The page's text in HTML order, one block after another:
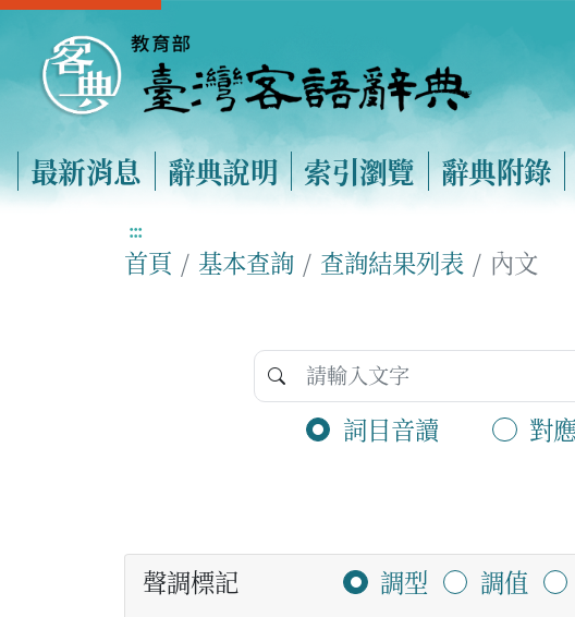
最新消息 辭典說明 索引瀏覽 辭典附錄
:::
首頁 基本查詢 查詢結果列表 內文
詞目音讀 對
聲調標記 調型 調值